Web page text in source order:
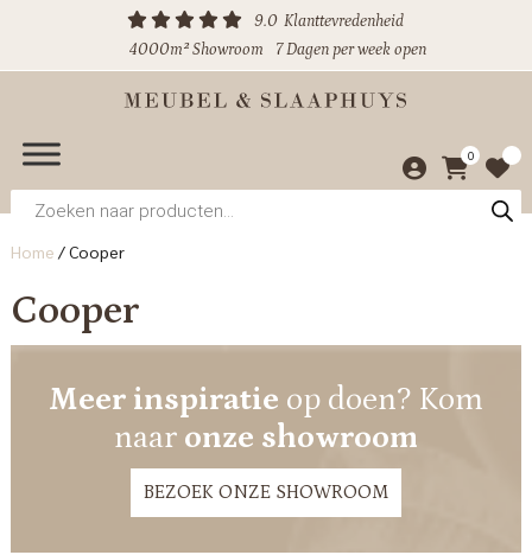
9.0 Klanttevredenheid
4000m² Showroom
7 Dagen per week open
0
Producten
zoeken
Home /Cooper
Cooper
Meer inspiratie op doen? Kom
naar onze showroom
BEZOEK ONZE SHOWROOM